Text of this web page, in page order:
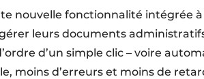
nouvelle fonctionnalité intégrée
leurs documents
d’un simple clic – voire
moins d’erreurs et moins de